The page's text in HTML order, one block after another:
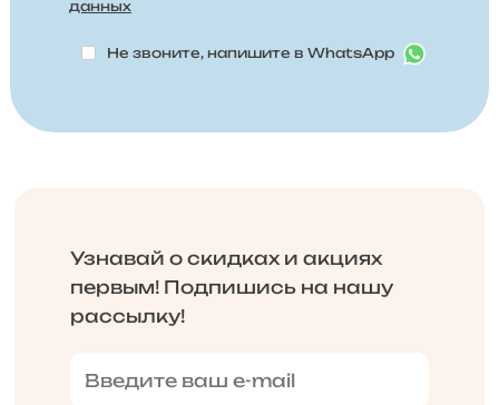
данных
Не звоните, напишите в WhatsApp
Узнавай о скидках и акциях
первым! Подпишись на нашу
рассылку!